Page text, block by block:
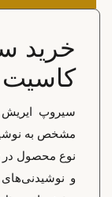
خرید
کاسیت 2 لیتری
مشخص به
نوع محصول در
و نوشیدنی‌های